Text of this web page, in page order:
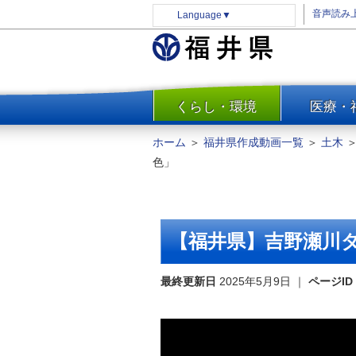
Language ▼ 音声読み
一覧
くらし・環境 医療・
防災
住まい・土地
環境問題・廃棄物対策・リサ
交通・道路
ホーム ＞ 福井県作成動画一覧 ＞ 土木
色」
【福井県】吉野瀬川
最終更新日 2025年5月9日 ｜ ページID